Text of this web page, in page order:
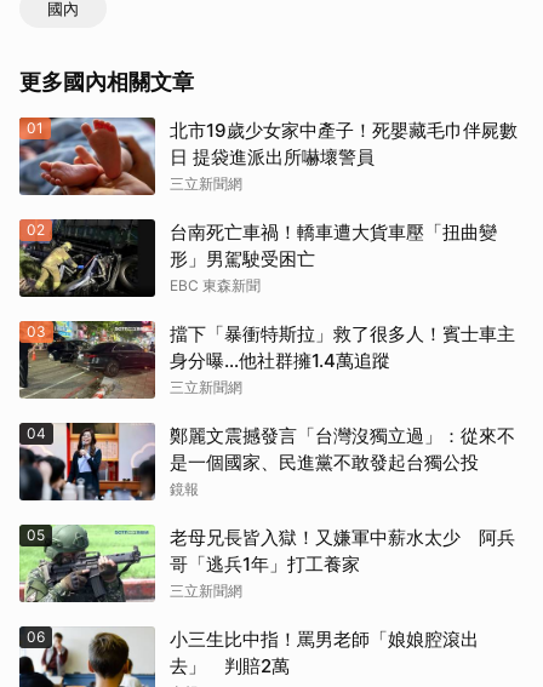
國內
更多國內相關文章
01
北市19歲少女家中產子！死嬰藏毛巾伴屍數
日 提袋進派出所嚇壞警員
三立新聞網
02
台南死亡車禍！轎車遭大貨車壓「扭曲變
形」男駕駛受困亡
EBC 東森新聞
03
擋下「暴衝特斯拉」救了很多人！賓士車主
身分曝…他社群擁1.4萬追蹤
三立新聞網
04
鄭麗文震撼發言「台灣沒獨立過」：從來不
是一個國家、民進黨不敢發起台獨公投
鏡報
05
老母兄長皆入獄！又嫌軍中薪水太少 阿兵
哥「逃兵1年」打工養家
三立新聞網
06
小三生比中指！罵男老師「娘娘腔滾出
去」 判賠2萬